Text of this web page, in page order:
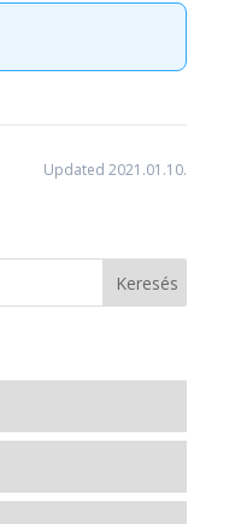
Updated 2021.01.10.